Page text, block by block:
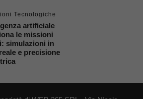
Tecnologiche
artificiale
le missioni
simulazioni in
e precisione